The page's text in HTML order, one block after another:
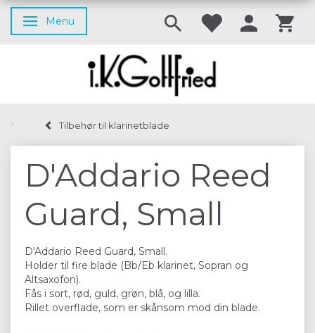
Skifte navigation
Menu
Tilbehør til klarinetblade
D'Addario Reed
Guard, Small
D'Addario Reed Guard, Small.
Holder til fire blade (Bb/Eb klarinet, Sopran og
Altsaxofon).
Fås i sort, rød, guld, grøn, blå, og lilla.
Rillet overflade, som er skånsom mod din blade.